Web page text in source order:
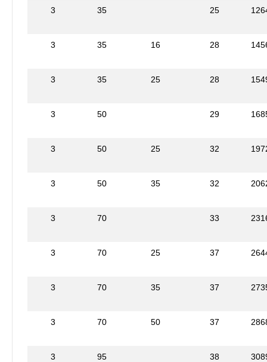
3 35 25
3 35 16 28
3 35 25 28
3 50 29
3 50 25 32
3 50 35 32
3 70 33
3 70 25 37
3 70 35 37
3 70 50 37
3 95 38